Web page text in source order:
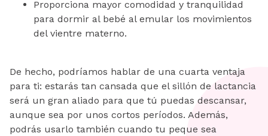
Proporciona mayor comodidad y tranquilidad
para dormir al bebé al emular los movimientos
del vientre materno.
De hecho, podríamos hablar de una cuarta ventaja
para ti: estarás tan cansada que el sillón de lactancia
será un gran aliado para que tú puedas descansar,
aunque sea por unos cortos períodos. Además,
podrás usarlo también cuando tu peque sea